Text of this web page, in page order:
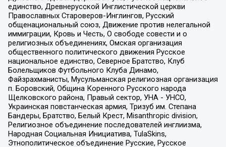
единство, Древнерусской Инглистической церкви
Православных Староверов-Инглингов, Русский
общенациональный союз, Движение против нелегальной
иммиграции, Кровь и Честь, О свободе совести и о
религиозных объединениях, Омская организация
общественного политического движения Русское
национальное единство, Северное Братство, Клуб
Болельщиков Футбольного Клуба Динамо,
Файзрахманисты, Мусульманская религиозная организация
п. Боровский, Община Коренного Русского народа
Щелковского района, Правый сектор, УНА - УНСО,
Украинская повстанческая армия, Тризуб им. Степана
Бандеры, Братство, Белый Крест, Misanthropic division,
Религиозное объединение последователей инглиизма,
Народная Социальная Инициатива, TulaSkins,
Этнополитическое объединение Русские, Русское